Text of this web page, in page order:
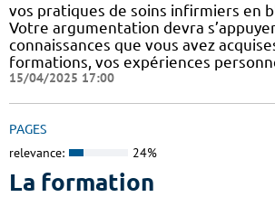
vos pratiques de soins infirmiers en
Votre argumentation devra
connaissances que vous avez
formations, vos expériences
15/04/2025 17:00
PAGES
relevance: 24%
La formation